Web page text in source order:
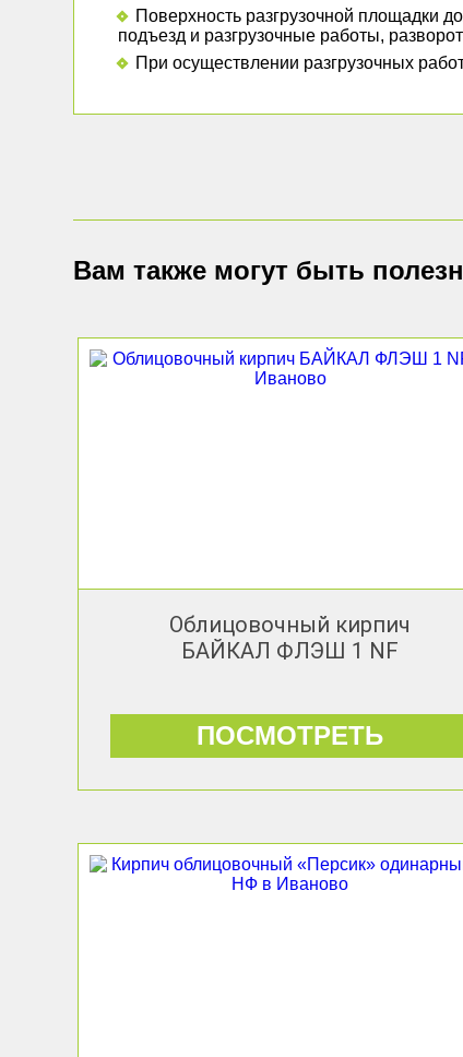
Поверхность разгрузочной площадки
подъезд и разгрузочные работы,
При осуществлении разгрузочных
Вам также могут быть
Облицовочный кирпич
БАЙКАЛ ФЛЭШ 1 NF
ПОСМОТРЕТЬ